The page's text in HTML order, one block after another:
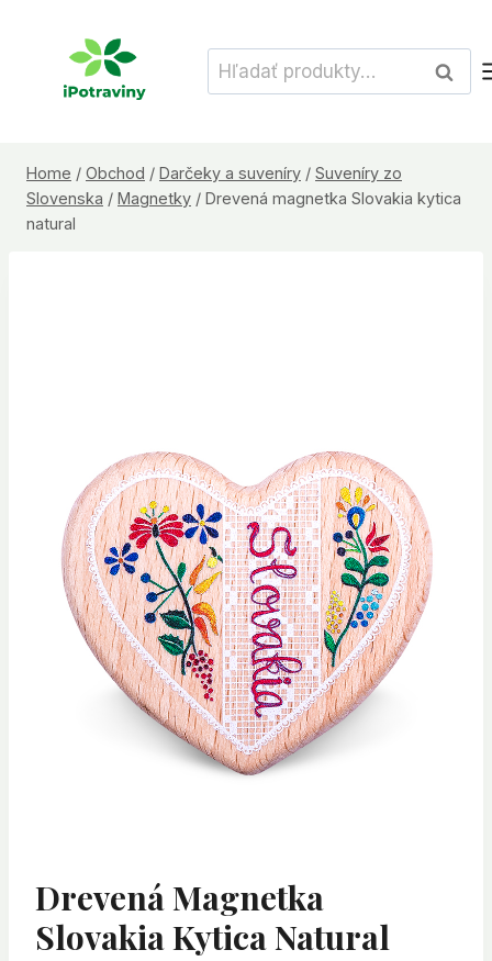
Hľadať:
Home / Obchod / Darčeky a suveníry / Suveníry zo
Slovenska / Magnetky / Drevená magnetka Slovakia kytica
natural
Drevená Magnetka
Slovakia Kytica Natural